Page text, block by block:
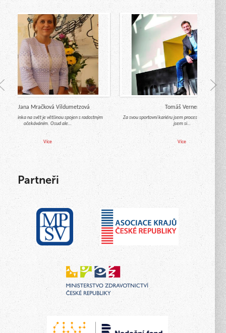
Mgr. Jana Mračková Vildumetzová
miminka na svět je většinou spojen s radostným
očekáváním. Osud ale…
Více
Tomáš Verner
Za svou sportovní kariéru jsem procestoval celý svět
jsem si…
Více
Partneři